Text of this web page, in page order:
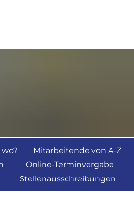
Mitarbeitende von A-Z
Online-Terminvergabe
Stellenausschreibungen